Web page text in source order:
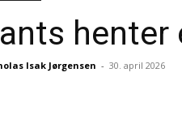
Isak Jørgensen - 30. april 2026